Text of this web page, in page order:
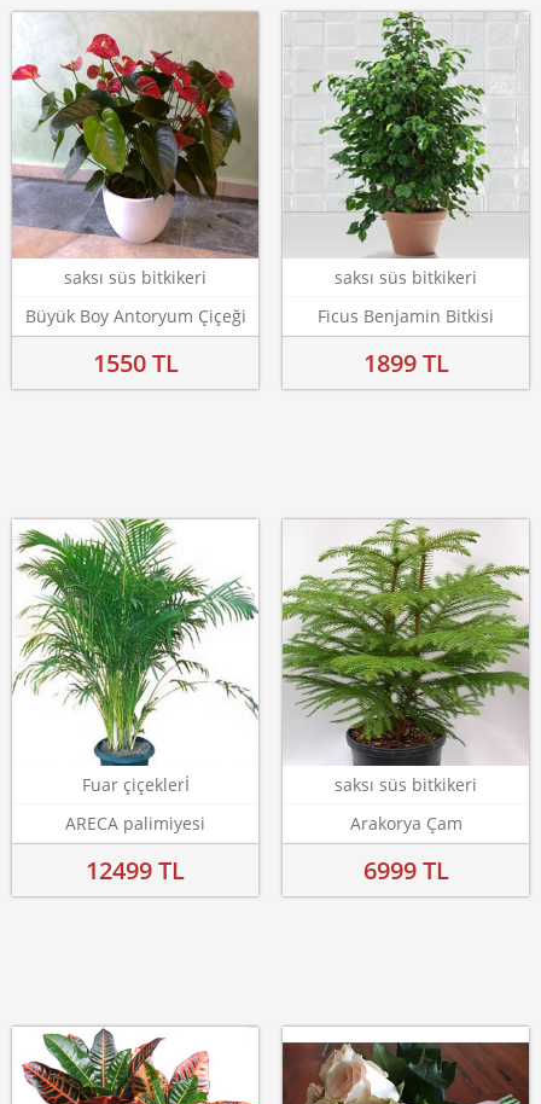
saksı süs bitkikeri
Büyük Boy Antoryum Çiçeği
1550 TL
saksı süs bitkikeri
Ficus Benjamin Bitkisi
1899 TL
Fuar çiçeklerİ
ARECA palimiyesi
12499 TL
saksı süs bitkikeri
Arakorya Çam
6999 TL